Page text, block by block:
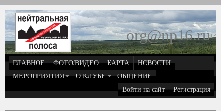
Перейти к основному содержанию
org@np16.ru
ГЛАВНОЕ ФОТО/ВИДЕО КАРТА
НОВОСТИ
МЕРОПРИЯТИЯ
О КЛУБЕ
ОБЩЕНИЕ
Войти на сайт
Регистрация